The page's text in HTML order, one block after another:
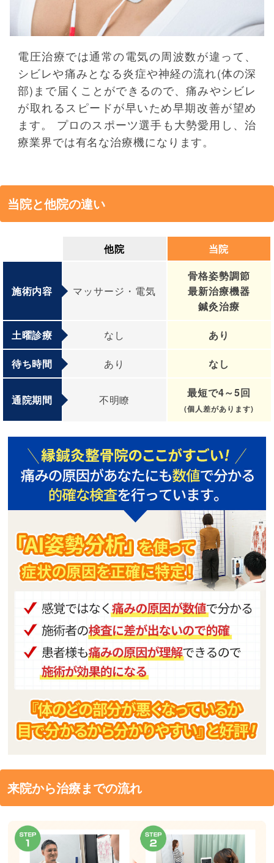
電圧治療では通常の電気の周波数が違って、
シビレや痛みとなる炎症や神経の流れ(体の深
部)まで届くことができるので、痛みやシビレ
が取れるスピードが早いため早期改善が望め
ます。 プロのスポーツ選手も大勢愛用し、治
療業界では有名な治療機になります。
当院と他院の違い
他院 当院
施術内容 マッサージ・電気
骨格姿勢調節
最新治療機器
鍼灸治療
土曜診療 なし あり
待ち時間 あり なし
通院期間 不明瞭
最短で4～5回
(個人差があります)
来院から治療までの流れ